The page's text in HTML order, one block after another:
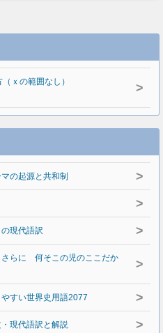
ｘの範囲なし） >
の起源と共和制 >
>
現代語訳 >
さらに 何そこの児のここだか
>
すい世界史用語2077 >
現代語訳と解説 >